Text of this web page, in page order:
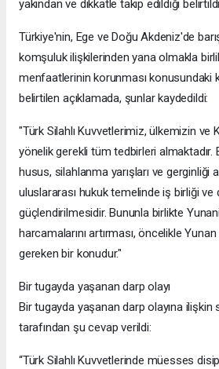
yakından ve dikkatle takip edildiği
Türkiye'nin, Ege ve Doğu Akdeniz'de
komşuluk ilişkilerinden yana olmakla
menfaatlerinin korunması konusundaki
belirtilen açıklamada, şunlar kaydedildi:
"Türk Silahlı Kuvvetlerimiz, ülkemizin ve
yönelik gerekli tüm tedbirleri almaktadır.
husus, silahlanma yarışları ve gerginliği
uluslararası hukuk temelinde iş birliği ve
güçlendirilmesidir. Bununla birlikte
harcamalarını artırması, öncelikle
gereken bir konudur."
Bir tugayda yaşanan darp olayı
Bir tugayda yaşanan darp olayına ilişkin
tarafından şu cevap verildi:
“Türk Silahlı Kuvvetlerinde müesses